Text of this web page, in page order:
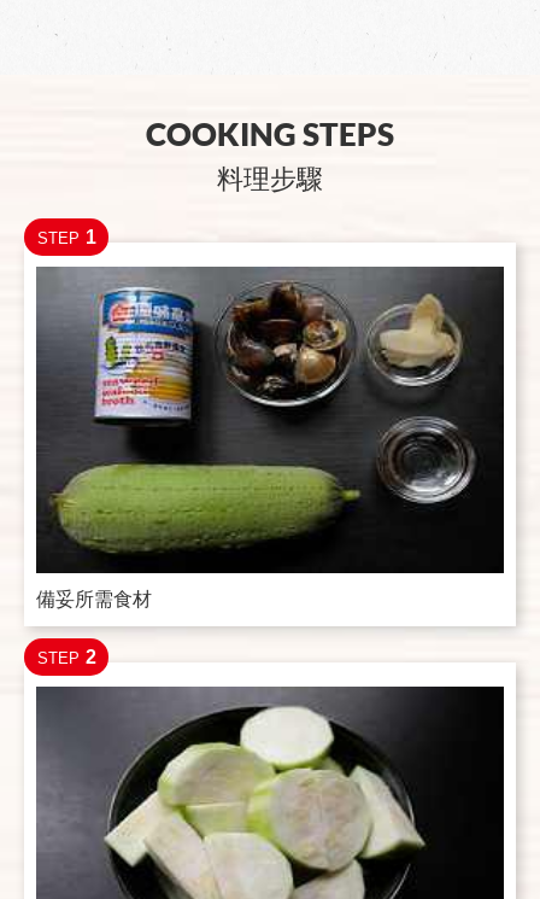
COOKING STEPS
料理步驟
STEP 1
備妥所需食材
STEP 2